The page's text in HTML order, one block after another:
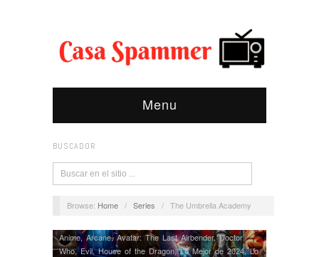
Menu
BUSCADOR
Browse: Home / Series / The Umbrella Academy
Anime,Arcane,Avatar: The Last Airbender,Doctor
Who,Evil,House of the Dragon,Lo Mejor de 2024,Lo